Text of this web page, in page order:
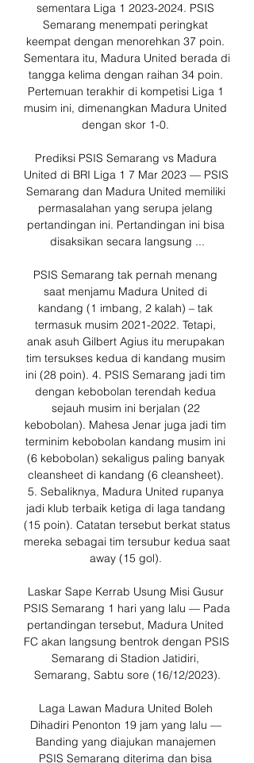
sementara Liga 1 2023-2024. PSIS
Semarang menempati peringkat
keempat dengan menorehkan 37 poin.
Sementara itu, Madura United berada di
tangga kelima dengan raihan 34 poin.
Pertemuan terakhir di kompetisi Liga 1
musim ini, dimenangkan Madura United
dengan skor 1-0.
Prediksi PSIS Semarang vs Madura
United di BRI Liga 1 7 Mar 2023 — PSIS
Semarang dan Madura United memiliki
permasalahan yang serupa jelang
pertandingan ini. Pertandingan ini bisa
disaksikan secara langsung ...
PSIS Semarang tak pernah menang
saat menjamu Madura United di
kandang (1 imbang, 2 kalah) – tak
termasuk musim 2021-2022. Tetapi,
anak asuh Gilbert Agius itu merupakan
tim tersukses kedua di kandang musim
ini (28 poin). 4. PSIS Semarang jadi tim
dengan kebobolan terendah kedua
sejauh musim ini berjalan (22
kebobolan). Mahesa Jenar juga jadi tim
terminim kebobolan kandang musim ini
(6 kebobolan) sekaligus paling banyak
cleansheet di kandang (6 cleansheet).
5. Sebaliknya, Madura United rupanya
jadi klub terbaik ketiga di laga tandang
(15 poin). Catatan tersebut berkat status
mereka sebagai tim tersubur kedua saat
away (15 gol).
Laskar Sape Kerrab Usung Misi Gusur
PSIS Semarang 1 hari yang lalu — Pada
pertandingan tersebut, Madura United
FC akan langsung bentrok dengan PSIS
Semarang di Stadion Jatidiri,
Semarang, Sabtu sore (16/12/2023).
Laga Lawan Madura United Boleh
Dihadiri Penonton 19 jam yang lalu —
Banding yang diajukan manajemen
PSIS Semarang diterima dan bisa